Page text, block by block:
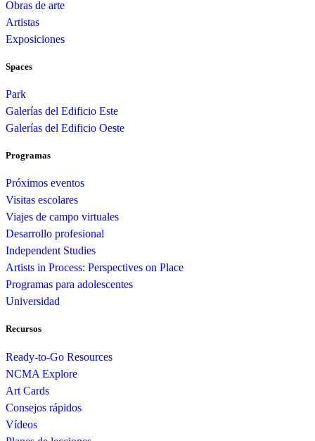
Obras de arte
Artistas
Exposiciones
Spaces
Park
Galerías del Edificio Este
Galerías del Edificio Oeste
Programas
Próximos eventos
Visitas escolares
Viajes de campo virtuales
Desarrollo profesional
Independent Studies
Artists in Process: Perspectives on Place
Programas para adolescentes
Universidad
Recursos
Ready-to-Go Resources
NCMA Explore
Art Cards
Consejos rápidos
Vídeos